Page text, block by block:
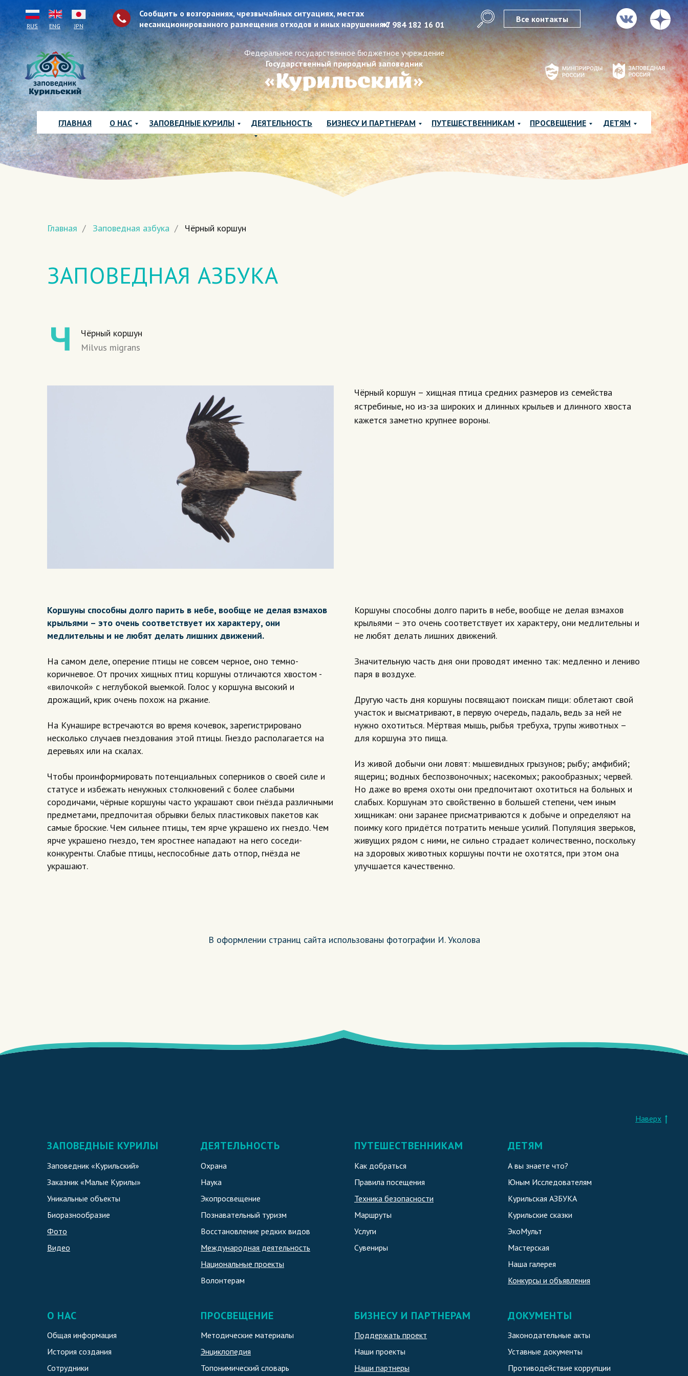
Федеральное государственное бюджетное учреждение
Государственный природный заповедник
Все контакты
RUS ENG JPN
ГЛАВНАЯ О НАС ЗАПОВЕДНЫЕ КУРИЛЫ ДЕЯТЕЛЬНОСТЬ БИЗНЕСУ И ПАРТНЕРАМ ПУТЕШЕСТВЕННИКАМ ПРОСВЕЩЕНИЕ ДЕТЯМ
Сообщить о возгораниях, чрезвычайных ситуациях, местах
несанкционированного размещения отходов и иных нарушениях:+7 984 182 16 01
Главная / Заповедная азбука / Чёрный коршун
ЗАПОВЕДНАЯ АЗБУКА
Чёрный коршун
Milvus migrans
Чёрный коршун – хищная птица средних размеров из семейства
ястребиные, но из-за широких и длинных крыльев и длинного хвоста
кажется заметно крупнее вороны.
Коршуны способны долго парить в небе, вообще не делая взмахов
крыльями – это очень соответствует их характеру, они
медлительны и не любят делать лишних движений.
На самом деле, оперение птицы не совсем черное, оно темно-
коричневое. От прочих хищных птиц коршуны отличаются хвостом -
«вилочкой» с неглубокой выемкой. Голос у коршуна высокий и
дрожащий, крик очень похож на ржание.
На Кунашире встречаются во время кочевок, зарегистрировано
несколько случаев гнездования этой птицы. Гнездо располагается на
деревьях или на скалах.
Чтобы проинформировать потенциальных соперников о своей силе и
статусе и избежать ненужных столкновений с более слабыми
сородичами, чёрные коршуны часто украшают свои гнёзда различными
предметами, предпочитая обрывки белых пластиковых пакетов как
самые броские. Чем сильнее птицы, тем ярче украшено их гнездо. Чем
ярче украшено гнездо, тем яростнее нападают на него соседи-
конкуренты. Слабые птицы, неспособные дать отпор, гнёзда не
украшают.
Коршуны способны долго парить в небе, вообще не делая взмахов
крыльями – это очень соответствует их характеру, они медлительны и
не любят делать лишних движений.
Значительную часть дня они проводят именно так: медленно и лениво
паря в воздухе.
Другую часть дня коршуны посвящают поискам пищи: облетают свой
участок и высматривают, в первую очередь, падаль, ведь за ней не
нужно охотиться. Мёртвая мышь, рыбья требуха, трупы животных –
для коршуна это пища.
Из живой добычи они ловят: мышевидных грызунов; рыбу; амфибий;
ящериц; водных беспозвоночных; насекомых; ракообразных; червей.
Но даже во время охоты они предпочитают охотиться на больных и
слабых. Коршунам это свойственно в большей степени, чем иным
хищникам: они заранее присматриваются к добыче и определяют на
поимку кого придётся потратить меньше усилий. Популяция зверьков,
живущих рядом с ними, не сильно страдает количественно, поскольку
на здоровых животных коршуны почти не охотятся, при этом она
улучшается качественно.
В оформлении страниц сайта использованы фотографии И. Уколова
Наверх
ЗАПОВЕДНЫЕ КУРИЛЫ
Заповедник «Курильский»
Заказник «Малые Курилы»
Уникальные объекты
Биоразнообразие
Фото
Видео
ДЕЯТЕЛЬНОСТЬ
Охрана
Наука
Экопросвещение
Познавательный туризм
Восстановление редких видов
Международная деятельность
Национальные проекты
Волонтерам
ПУТЕШЕСТВЕННИКАМ
Как добраться
Правила посещения
Техника безопасности
Маршруты
Услуги
Сувениры
ДЕТЯМ
А вы знаете что?
Юным Исследователям
Курильская АЗБУКА
Курильские сказки
ЭкоМульт
Мастерская
Наша галерея
Конкурсы и объявления
О НАС
Общая информация
История создания
Сотрудники
ПРОСВЕЩЕНИЕ
Методические материалы
Энциклопедия
Топонимический словарь
БИЗНЕСУ И ПАРТНЕРАМ
Поддержать проект
Наши проекты
Наши партнеры
ДОКУМЕНТЫ
Законодательные акты
Уставные документы
Противодействие коррупции